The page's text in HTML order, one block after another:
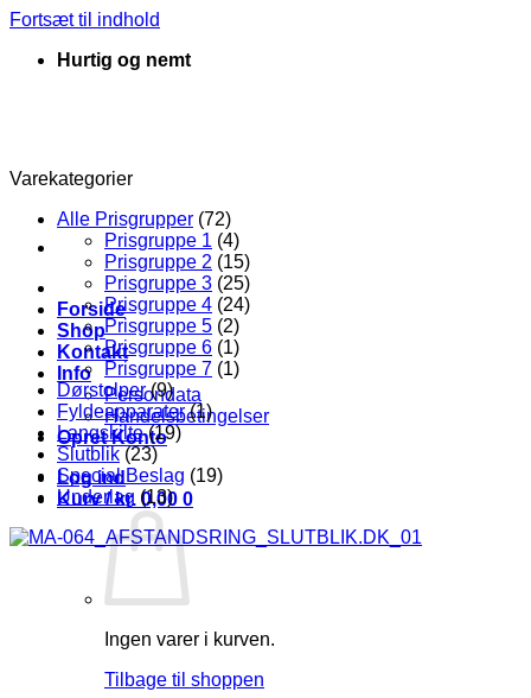
Fortsæt til indhold
Hurtig og nemt
Forside
Shop
Kontakt
Info
Persondata
Handelsbetingelser
Opret Konto
Log ind
Kurv /kr. 0,00 0
Ingen varer i kurven.
Tilbage til shoppen
Varekategorier
Alle Prisgrupper (72)
Prisgruppe 1 (4)
Prisgruppe 2 (15)
Prisgruppe 3 (25)
Prisgruppe 4 (24)
Prisgruppe 5 (2)
Prisgruppe 6 (1)
Prisgruppe 7 (1)
Dørstolper (9)
Fyldeapparater (1)
Langskilte (19)
Slutblik (23)
Special Beslag (19)
Underlag (13)